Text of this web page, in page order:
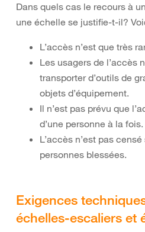
Dans quels cas le recours à
une échelle se justifie-t-il?
L’accès n’est que très
Les usagers de l’accès
transporter d’outils de
objets d’équipement.
Il n’est pas prévu que
d’une personne à la fois.
L’accès n’est pas
personnes blessées.
Exigences
échelles-escaliers et